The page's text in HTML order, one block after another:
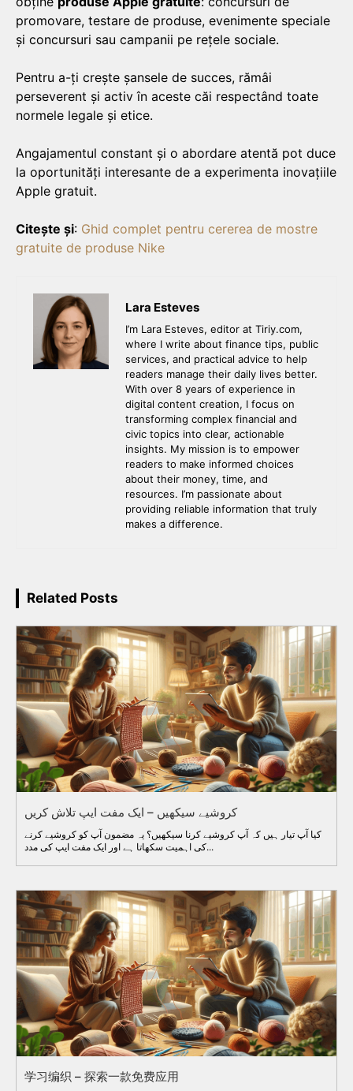
promovare, testare de produse, evenimente speciale
și concursuri sau campanii pe rețele sociale.
Pentru a-ți crește șansele de succes, rămâi
perseverent și activ în aceste căi respectând toate
normele legale și etice.
Angajamentul constant și o abordare atentă pot duce
la oportunități interesante de a experimenta inovațiile
Apple gratuit.
Citește și: Ghid complet pentru cererea de mostre
gratuite de produse Nike
Lara Esteves
I’m Lara Esteves, editor at Tiriy.com,
where I write about finance tips, public
services, and practical advice to help
readers manage their daily lives better.
With over 8 years of experience in
digital content creation, I focus on
transforming complex financial and
civic topics into clear, actionable
insights. My mission is to empower
readers to make informed choices
about their money, time, and
resources. I’m passionate about
providing reliable information that truly
makes a difference.
Related Posts
کروشیے سیکھیں – ایک مفت ایپ تلاش کریں
کیا آپ تیار ہیں کہ آپ کروشیے کرنا سیکھیں؟ یہ مضمون آپ کو کروشیے کرنے
کی اہمیت سکھاتا ہے اور ایک مفت ایپ کی مدد...
学习编织 – 探索一款免费应用